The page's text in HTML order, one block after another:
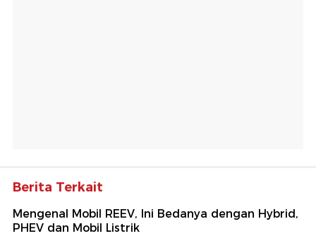
Berita Terkait
Mengenal Mobil REEV, Ini Bedanya dengan Hybrid,
PHEV dan Mobil Listrik